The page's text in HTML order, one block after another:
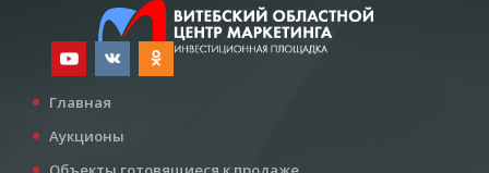
Главная
Аукционы